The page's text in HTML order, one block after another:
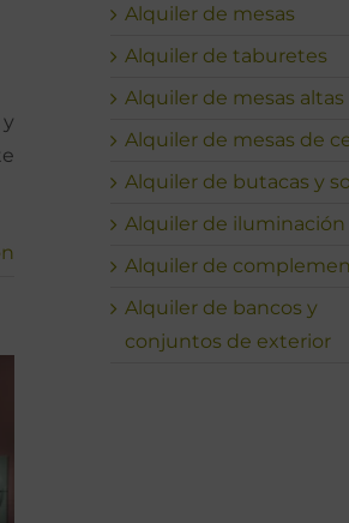
Alquiler de mesas
Alquiler de taburetes
Alquiler de mesas altas
Alquiler de mesas de
Alquiler de butacas y
Alquiler de iluminación
Alquiler de
Alquiler de bancos y
conjuntos de exterior